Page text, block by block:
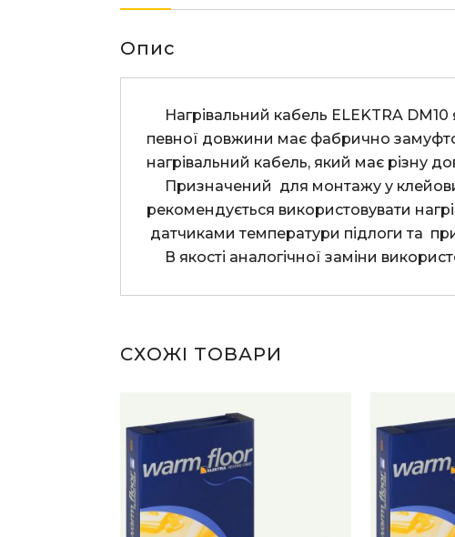
Опис
певної довжини має фабрично
нагрівальний кабель, який має різну
рекомендується використовувати
датчиками температури підлоги та
В якості аналогічної заміни
СХОЖІ ТОВАРИ